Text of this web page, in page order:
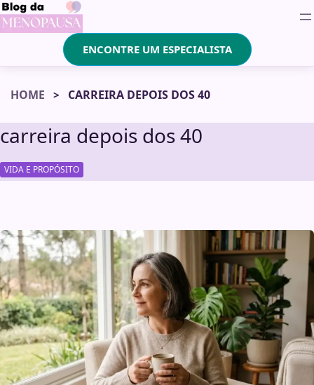
ENCONTRE UM ESPECIALISTA
HOME CARREIRA DEPOIS DOS 40
carreira depois dos 40
VIDA E PROPÓSITO